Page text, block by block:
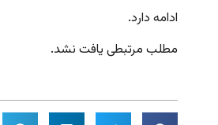
ادامه دارد.
مطلب مرتبطی یافت نشد.